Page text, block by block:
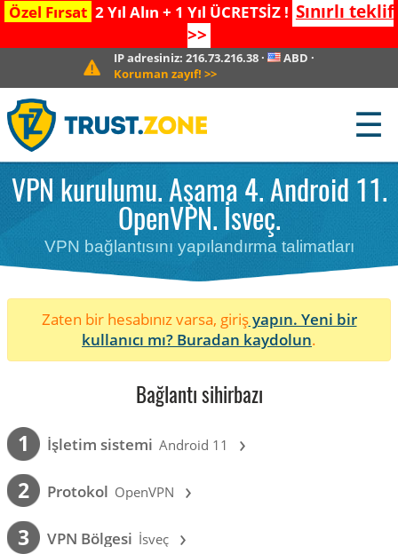
Özel Fırsat 2 Yıl Alın + 1 Yıl ÜCRETSİZ ! Sınırlı teklif
>>
IP adresiniz: 216.73.216.38· ABD ·
Koruman zayıf! >>
☰
VPN kurulumu. Aşama 4. Android 11.
OpenVPN. İsveç.
VPN bağlantısını yapılandırma talimatları
Zaten bir hesabınız varsa, girişyapın. Yeni bir
kullanıcı mı? Buradan kaydolun.
Bağlantı sihirbazı
1 İşletim sistemi Android 11 ›
2 Protokol OpenVPN ›
3 VPN Bölgesi İsveç ›